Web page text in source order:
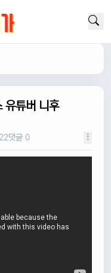
유튜버 니후
댓글 0